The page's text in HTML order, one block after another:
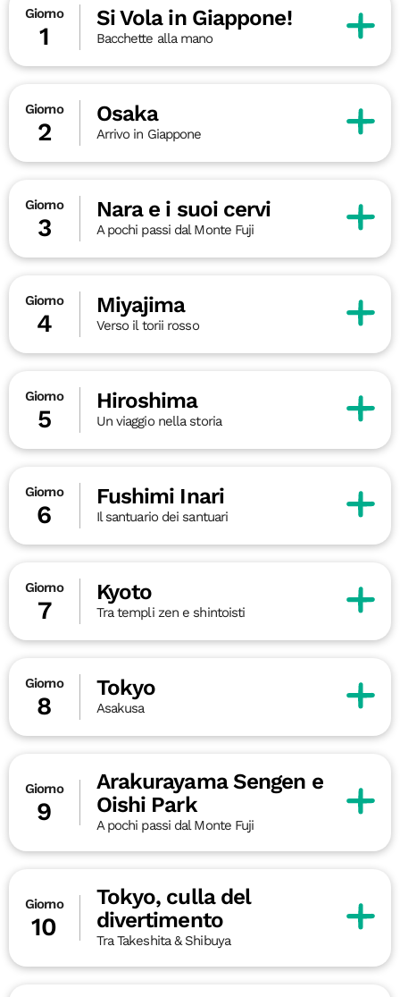
Giorno
1
Si Vola in Giappone!
Bacchette alla mano
Giorno
2
Osaka
Arrivo in Giappone
Giorno
3
Nara e i suoi cervi
A pochi passi dal Monte Fuji
Giorno
4
Miyajima
Verso il torii rosso
Giorno
5
Hiroshima
Un viaggio nella storia
Giorno
6
Fushimi Inari
Il santuario dei santuari
Giorno
7
Kyoto
Tra templi zen e shintoisti
Giorno
8
Tokyo
Asakusa
Giorno
9
Arakurayama Sengen e
Oishi Park
A pochi passi dal Monte Fuji
Giorno
10
Tokyo, culla del
divertimento
Tra Takeshita & Shibuya